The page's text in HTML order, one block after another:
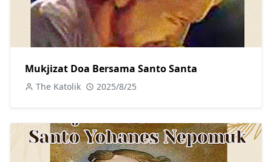
Mukjizat Doa Bersama Santo Santa
The Katolik 2025/8/25